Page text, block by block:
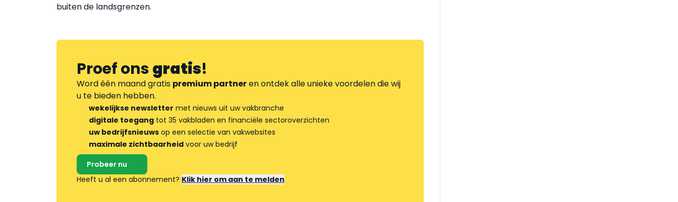
buiten de landsgrenzen.
Proef onsgratis!
Word één maand gratis premium partneren ontdek alle unieke voordelen die wij
u te bieden hebben.
wekelijkse newsletter met nieuws uit uw vakbranche
digitale toegang tot 35 vakbladen en financiële sectoroverzichten
uw bedrijfsnieuws op een selectie van vakwebsites
maximale zichtbaarheid voor uw bedrijf
Probeer nu
Heeft u al een abonnement? Klik hier om aan te melden